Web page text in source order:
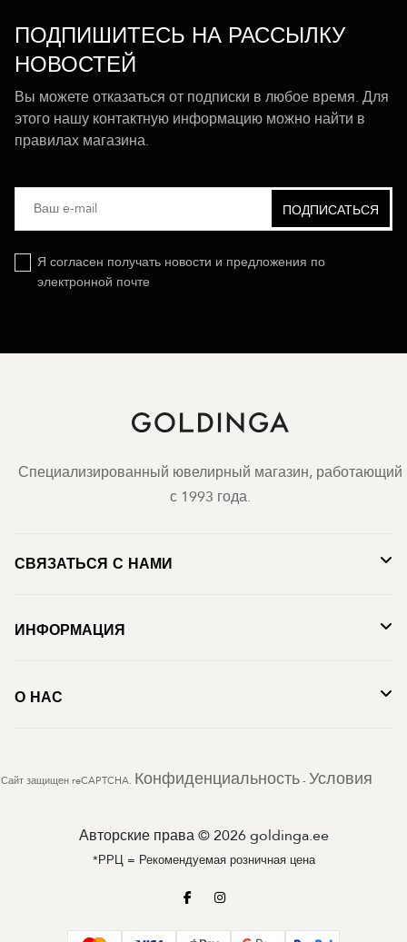
ПОДПИШИТЕСЬ НА РАССЫЛКУ
НОВОСТЕЙ
Вы можете отказаться от подписки в любое время. Для
этого нашу контактную информацию можно найти в
правилах магазина.
Я согласен получать новости и предложения по
электронной почте
Специализированный ювелирный магазин, работающий
с 1993 года.
СВЯЗАТЬСЯ С НАМИ
ИНФОРМАЦИЯ
О НАС
Сайт защищен reCAPTCHA. Конфиденциальность - Условия
Авторские права © 2026 goldinga.ee
*РРЦ = Рекомендуемая розничная цена